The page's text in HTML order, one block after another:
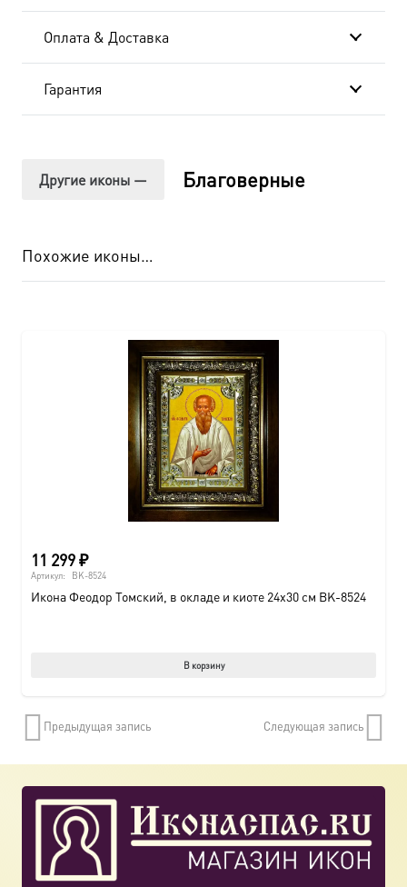
01
Оплата & Доставка
Гарантия
Другие иконы — Благоверные
Похожие иконы…
11 299₽
Артикул: BK-8524
Икона Феодор Томский, в окладе и киоте 24х30 см BK-8524
В корзину
Предыдущая запись Следующая запись